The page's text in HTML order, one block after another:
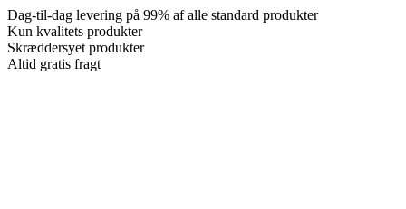
Dag-til-dag levering på 99% af alle standard produkter
Kun kvalitets produkter
Skræddersyet produkter
Altid gratis fragt